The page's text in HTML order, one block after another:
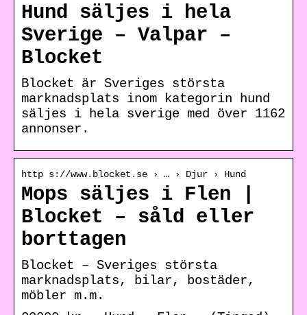
Hund säljes i hela
Sverige – Valpar –
Blocket
Blocket är Sveriges största
marknadsplats inom kategorin hund
säljes i hela sverige med över 1162
annonser.
http s://www.blocket.se › … › Djur › Hund
Mops säljes i Flen |
Blocket – såld eller
borttagen
Blocket – Sveriges största
marknadsplats, bilar, bostäder,
möbler m.m.